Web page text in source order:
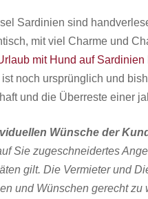
Sardinien sind
mit viel Charme und
mit Hund auf Sardinien
noch ursprünglich und
und die Überreste einer
Wünsche der
Sie zugeschneidertes
gilt. Die Vermieter und
und Wünschen gerecht